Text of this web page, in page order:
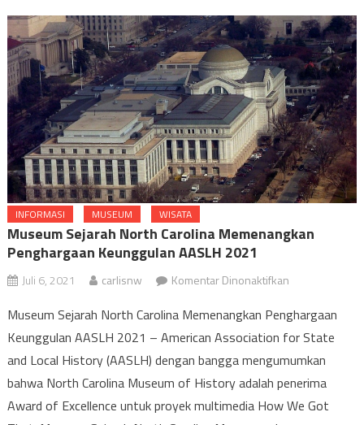
INFORMASI MUSEUM WISATA
Museum Sejarah North Carolina Memenangkan
Penghargaan Keunggulan AASLH 2021
Juli 6, 2021 carlisnw Komentar Dinonaktifkanpada
Sejarah
North
Carolina
Memenangkan
Penghargaan
Museum Sejarah North Carolina Memenangkan Penghargaan
Keunggulan AASLH 2021 – American Association for State
and Local History (AASLH) dengan bangga mengumumkan
bahwa North Carolina Museum of History adalah penerima
Award of Excellence untuk proyek multimedia How We Got